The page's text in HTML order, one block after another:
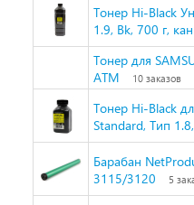
Тонер Hi-Black
1.9, Bk, 700 г,
Тонер для
АТМ
10 заказов
Тонер Hi-Black
Standard, Тип
Барабан
3115/3120
5